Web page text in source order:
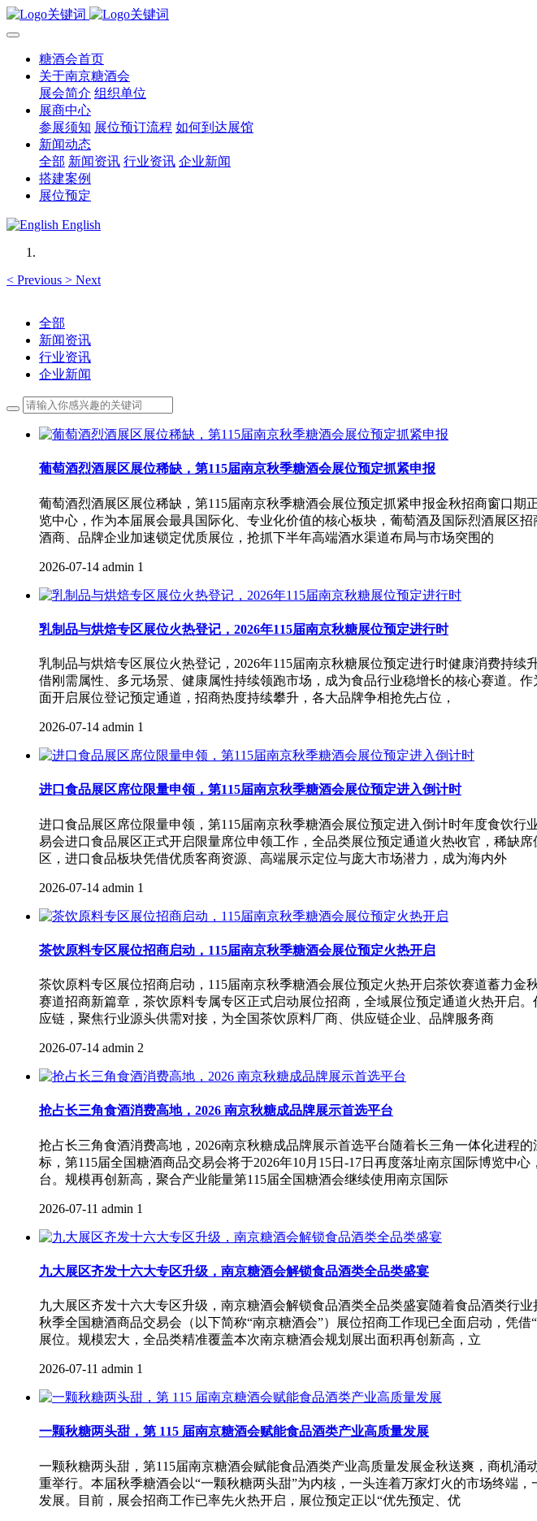
糖酒会首页
关于南京糖酒会
展会简介 组织单位
展商中心
参展须知 展位预订流程 如何到达展馆
新闻动态
全部 新闻资讯 行业资讯 企业新闻
搭建案例
展位预定
English
< Previous > Next
全部
新闻资讯
行业资讯
企业新闻
葡萄酒烈酒展区展位稀缺，第115届南京秋季糖酒会展位预定抓紧申报
葡萄酒烈酒展区展位稀缺，第115届南京秋季糖酒会展位预定抓紧申报金秋招商窗口
览中心，作为本届展会最具国际化、专业化价值的核心板块，葡萄酒及国际烈酒展区
酒商、品牌企业加速锁定优质展位，抢抓下半年高端酒水渠道布局与市场突围的
2026-07-14 admin 1
乳制品与烘焙专区展位火热登记，2026年115届南京秋糖展位预定进行时
乳制品与烘焙专区展位火热登记，2026年115届南京秋糖展位预定进行时健康消费持
借刚需属性、多元场景、健康属性持续领跑市场，成为食品行业稳增长的核心赛道。
面开启展位登记预定通道，招商热度持续攀升，各大品牌争相抢先占位，
2026-07-14 admin 1
进口食品展区席位限量申领，第115届南京秋季糖酒会展位预定进入倒计时
进口食品展区席位限量申领，第115届南京秋季糖酒会展位预定进入倒计时年度食饮
易会进口食品展区正式开启限量席位申领工作，全品类展位预定通道火热收官，稀缺
区，进口食品板块凭借优质客商资源、高端展示定位与庞大市场潜力，成为海内外
2026-07-14 admin 1
茶饮原料专区展位招商启动，115届南京秋季糖酒会展位预定火热开启
茶饮原料专区展位招商启动，115届南京秋季糖酒会展位预定火热开启茶饮赛道蓄力
赛道招商新篇章，茶饮原料专属专区正式启动展位招商，全域展位预定通道火热开启
应链，聚焦行业源头供需对接，为全国茶饮原料厂商、供应链企业、品牌服务商
2026-07-14 admin 2
抢占长三角食酒消费高地，2026 南京秋糖成品牌展示首选平台
抢占长三角食酒消费高地，2026南京秋糖成品牌展示首选平台随着长三角一体化进程
标，第115届全国糖酒商品交易会将于2026年10月15日-17日再度落址南京国际博览中
台。规模再创新高，聚合产业能量第115届全国糖酒会继续使用南京国际
2026-07-11 admin 1
九大展区齐发十六大专区升级，南京糖酒会解锁食品酒类全品类盛宴
九大展区齐发十六大专区升级，南京糖酒会解锁食品酒类全品类盛宴随着食品酒类行
秋季全国糖酒商品交易会（以下简称“南京糖酒会”）展位招商工作现已全面启动，凭
展位。规模宏大，全品类精准覆盖本次南京糖酒会规划展出面积再创新高，立
2026-07-11 admin 1
一颗秋糖两头甜，第 115 届南京糖酒会赋能食品酒类产业高质量发展
一颗秋糖两头甜，第115届南京糖酒会赋能食品酒类产业高质量发展金秋送爽，商机
重举行。本届秋季糖酒会以“一颗秋糖两头甜”为内核，一头连着万家灯火的市场终端
发展。目前，展会招商工作已率先火热开启，展位预定正以“优先预定、优